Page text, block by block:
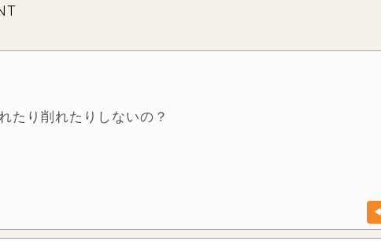
たり削れたりしないの？